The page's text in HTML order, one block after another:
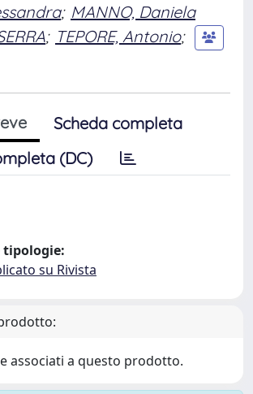
; MANNO, Daniela
; TEPORE, Antonio;
Scheda completa
(DC)
tipologie:
su Rivista
associati a questo prodotto.